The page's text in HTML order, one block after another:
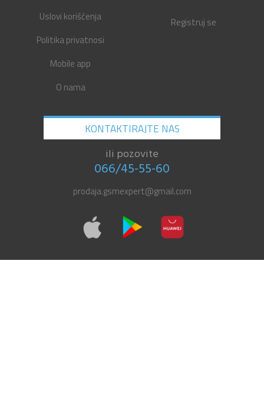
Uslovi korišćenja
Politika privatnosi
Mobile app
O nama
Registruj se
KONTAKTIRAJTE NAS
ili pozovite
066/45-55-60
prodaja.gsmexpert@gmail.com